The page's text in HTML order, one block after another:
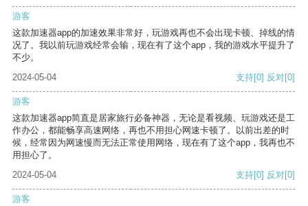
游客
这款加速器app的加速效果非常好，玩游戏再也不会出现卡顿、掉线的情
况了。我以前玩游戏经常会输，现在有了这个app，我的游戏水平提升了
不少。
2024-05-04
支持[0] 反对[0]
游客
这款加速器app简直是居家旅行必备神器，无论是看视频、玩游戏还是工
作办公，都能畅享高速网络，再也不用担心网速卡顿了。以前出差的时
候，经常因为网速慢而无法正常使用网络，现在有了这个app，我再也不
用担心了。
2024-05-04
支持[0] 反对[0]
游客